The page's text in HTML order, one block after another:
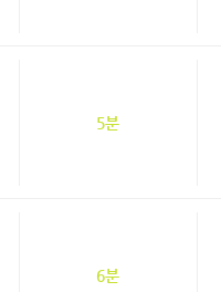
5분
6분